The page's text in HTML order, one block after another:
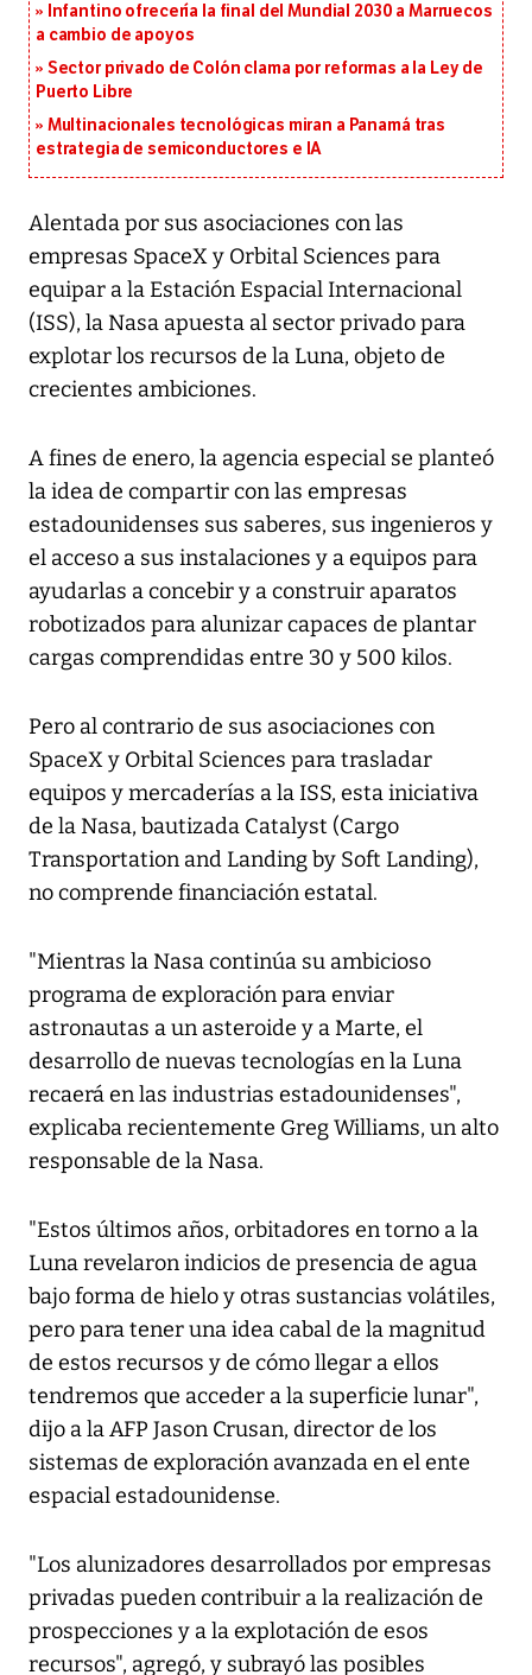
Infantino ofrecería la final del Mundial 2030 a Marruecos
a cambio de apoyos
Sector privado de Colón clama por reformas a la Ley de
Puerto Libre
Multinacionales tecnológicas miran a Panamá tras
estrategia de semiconductores e IA
Alentada por sus asociaciones con las
empresas SpaceX y Orbital Sciences para
equipar a la Estación Espacial Internacional
(ISS), la Nasa apuesta al sector privado para
explotar los recursos de la Luna, objeto de
crecientes ambiciones.
A fines de enero, la agencia especial se planteó
la idea de compartir con las empresas
estadounidenses sus saberes, sus ingenieros y
el acceso a sus instalaciones y a equipos para
ayudarlas a concebir y a construir aparatos
robotizados para alunizar capaces de plantar
cargas comprendidas entre 30 y 500 kilos.
Pero al contrario de sus asociaciones con
SpaceX y Orbital Sciences para trasladar
equipos y mercaderías a la ISS, esta iniciativa
de la Nasa, bautizada Catalyst (Cargo
Transportation and Landing by Soft Landing),
no comprende financiación estatal.
"Mientras la Nasa continúa su ambicioso
programa de exploración para enviar
astronautas a un asteroide y a Marte, el
desarrollo de nuevas tecnologías en la Luna
recaerá en las industrias estadounidenses",
explicaba recientemente Greg Williams, un alto
responsable de la Nasa.
"Estos últimos años, orbitadores en torno a la
Luna revelaron indicios de presencia de agua
bajo forma de hielo y otras sustancias volátiles,
pero para tener una idea cabal de la magnitud
de estos recursos y de cómo llegar a ellos
tendremos que acceder a la superficie lunar",
dijo a la AFP Jason Crusan, director de los
sistemas de exploración avanzada en el ente
espacial estadounidense.
"Los alunizadores desarrollados por empresas
privadas pueden contribuir a la realización de
prospecciones y a la explotación de esos
recursos", agregó, y subrayó las posibles